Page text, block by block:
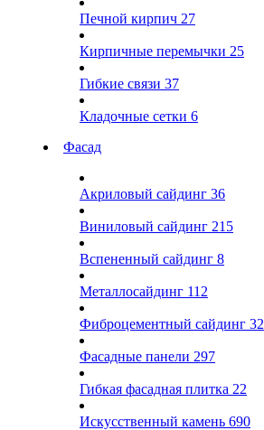
Печной кирпич 27
Кирпичные перемычки 25
Гибкие связи 37
Кладочные сетки 6
Фасад
Акриловый сайдинг 36
Виниловый сайдинг 215
Вспененный сайдинг 8
Металлосайдинг 112
Фиброцементный сайдинг 32
Фасадные панели 297
Гибкая фасадная плитка 22
Искусственный камень 690